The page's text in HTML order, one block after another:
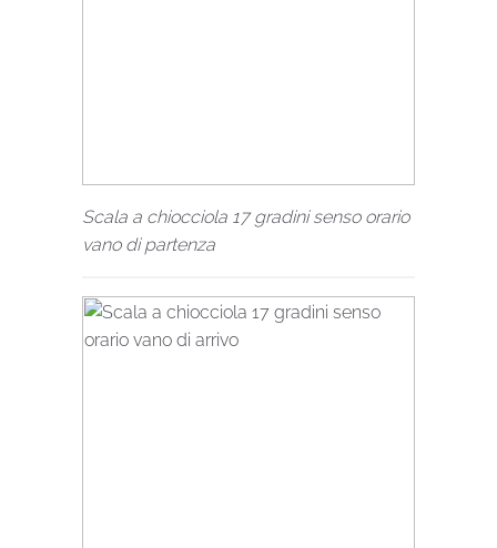
Scala a chiocciola 17 gradini senso orario
vano di partenza